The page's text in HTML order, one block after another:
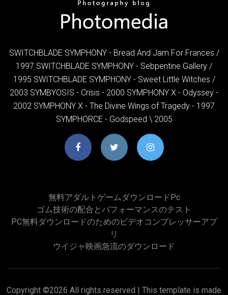
SWITCHBLADE SYMPHONY - Bread And Jam For Frances /
1997 SWITCHBLADE SYMPHONY - Sebpentine Gallery /
1995 SWITCHBLADE SYMPHONY - Sweet Little Witches /
2003 SYMBYOSIS - Crisis - 2000 SYMPHONY X - Odyssey -
2002 SYMPHONY X - The Divine Wings of Tragedy - 1997
SYMPHORCE - Godspeed \ 2005
無料アダルトゲームダウンロードpc
ゴム技術の配合とパフォーマンスのテスト
PC無料ダウンロードのためのビデオコンプレッサーアプ
リ
ウイジャ映画急流のダウンロード
Copyright ©2026 All rights reserved | This template is made